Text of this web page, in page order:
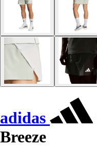
adidas
Breeze